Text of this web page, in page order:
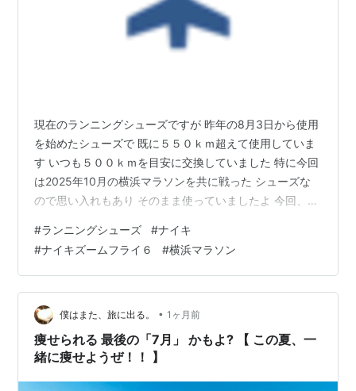
現在のランニングシューズですが 昨年の8月3日から使用
を始めたシューズで 既に５５０ｋｍ超えて使用していま
す いつも５００ｋｍを目安に交換していました 特に今回
は2025年10月の横浜マラソンを共に戦った シューズな
ので思い入れもあり そのまま使っていましたよ 今回、思
www.supersports.com ここしばらくは ナイキの「ズー
ムフライ６」を使っているので 同じものを購入しました
これが届くと現在のものは卒業としたいと思います 今ま
でありがとう 横浜マラソンは 本当にお疲れさまでした
最後はフクロハギがつってしまい目標には届きませんで
したが 最後まで…
#ランニングシューズ #ナイキ
#ナイキズームフライ６ #横浜マラソン
僕はまた、旅に出る。 • 1ヶ月前
痩せられる 最後の「7月」 かもよ? 【 この夏、一
緒に痩せようぜ！！ 】